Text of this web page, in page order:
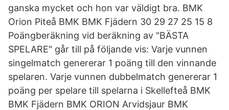
ganska mycket och hon var väldigt bra. BMK
Orion Piteå BMK BMK Fjädern 30 29 27 25 15 8
Poängberäkning vid beräkning av "BÄSTA
SPELARE" går till på följande vis: Varje vunnen
singelmatch genererar 1 poäng till den vinnande
spelaren. Varje vunnen dubbelmatch genererar 1
poäng per spelare till spelarna i Skellefteå BMK
BMK Fjädern BMK ORION Arvidsjaur BMK